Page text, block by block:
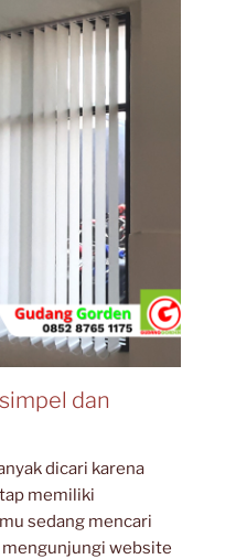
dan
dicari karena
memiliki
sedang mencari
website